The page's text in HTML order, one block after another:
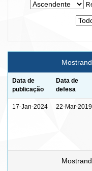
Data de
publicação
Data de
defesa
17-Jan-2024 22-Mar-2019